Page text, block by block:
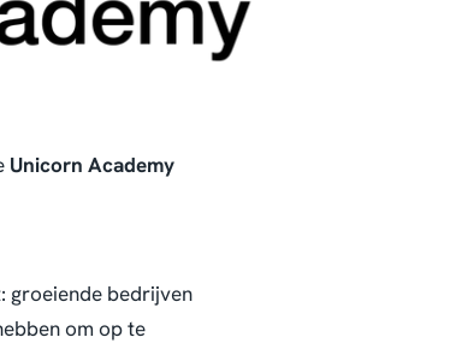
Unicorn Academy
groeiende bedrijven
om op te